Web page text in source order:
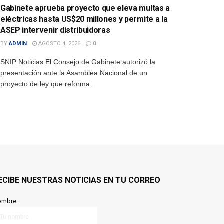
Gabinete aprueba proyecto que eleva multas a
eléctricas hasta US$20 millones y permite a la
ASEP intervenir distribuidoras
BY ADMIN AGOSTO 4, 2026 0
SNIP Noticias El Consejo de Gabinete autorizó la
presentación ante la Asamblea Nacional de un
proyecto de ley que reforma...
NUESTRAS NOTICIAS EN TU CORREO